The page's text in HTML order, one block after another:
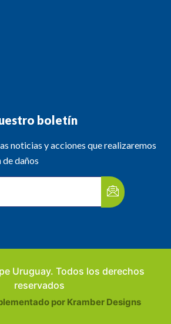
boletín
noticias y acciones que realizaremos
daños
Uruguay. Todos los derechos
reservados
por Kramber Designs